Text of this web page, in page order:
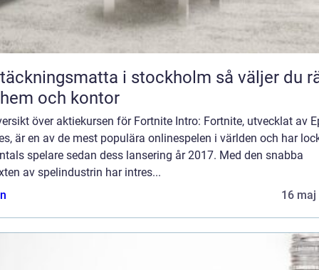
i stockholm så väljer du rätt
och kontor
över aktiekursen för Fortnite Intro: Fortnite, utvecklat av
är en av de mest populära onlinespelen i världen och har
spelare sedan dess lansering år 2017. Med den snabba
av spelindustrin har intres...
16 maj